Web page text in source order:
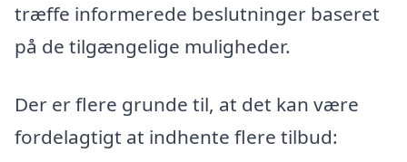
træffe informerede beslutninger baseret
på de tilgængelige muligheder.
Der er flere grunde til, at det kan være
fordelagtigt at indhente flere tilbud: